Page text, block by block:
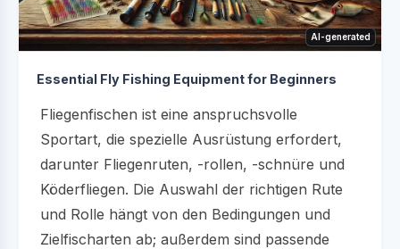
AI-generated
Essential Fly Fishing Equipment for Beginners
Fliegenfischen ist eine anspruchsvolle
Sportart, die spezielle Ausrüstung erfordert,
darunter Fliegenruten, -rollen, -schnüre und
Köderfliegen. Die Auswahl der richtigen Rute
und Rolle hängt von den Bedingungen und
Zielfischarten ab; außerdem sind passende